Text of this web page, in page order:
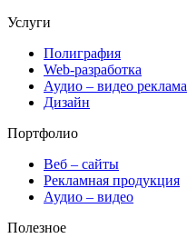
Услуги
Полиграфия
Web-разработка
Аудио – видео реклама
Дизайн
Портфолио
Веб – сайты
Рекламная продукция
Аудио – видео
Полезное